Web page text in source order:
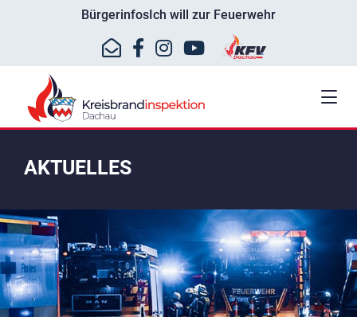
BürgerinfosIch will zur Feuerwehr
AKTUELLES